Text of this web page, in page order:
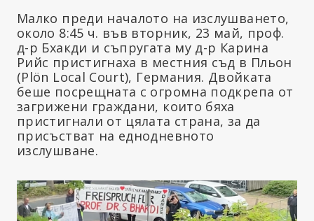
Малко преди началото на изслушването,
около 8:45 ч. във вторник, 23 май, проф.
д-р Бхакди и съпругата му д-р Карина
Рийс пристигнаха в местния съд в Пльон
(Plön Local Court), Германия. Двойката
беше посрещната с огромна подкрепа от
загрижени граждани, които бяха
пристигнали от цялата страна, за да
присъстват на еднодневното
изслушване.